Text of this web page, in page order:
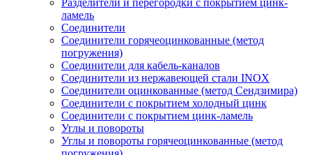
Разделители и перегородки с покрытием цинк-
ламель
Соединители
Соединители горячеоцинкованные (метод
погружения)
Соединители для кабель-каналов
Соединители из нержавеющей стали INOX
Соединители оцинкованные (метод Сендзимира)
Соединители с покрытием холодный цинк
Соединители с покрытием цинк-ламель
Углы и повороты
Углы и повороты горячеоцинкованные (метод